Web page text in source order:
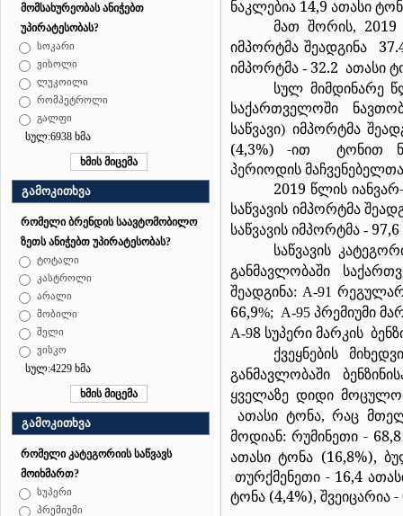
მომსახურეობას ანიჭებთ
უპირატესობას?
სოკარი
ვისოლი
ლუკოილი
რომპეტროლი
გალფი
სულ:6938 ხმა
გამოკითხვა
რომელი ბრენდის საავტომობილო
ზეთს ანიჭებთ უპირატესობას?
ტოტალი
კასტროლი
არალი
მობილი
შელი
ვისკო
სულ:4229 ხმა
გამოკითხვა
რომელი კატეგორიის საწვავს
მოიხმართ?
სუპერი
პრემიუმი
ნაკლებია 14,9 ათასი
მათ შორის, 2019
იმპორტმა შეადგინა
იმპორტმა - 32.2 ათასი
სულ მიმდინარე
საქართველოში
საწვავი) იმპორტმა
(4,3%) -ით
ტონით
პერიოდის
2019 წლის
საწვავის იმპორტმა
საწვავისიმპორტმა - 97,6
საწვავის
განმავლობაში
შეადგინა: A-91
66,9%; A-95პრემიუმი
A-98 სუპერიმარკის
ქვეყნების
განმავლობაში
ყველაზე დიდი
ათასი ტონა,რაც
მოდიან: რუმინეთი -
ათასი ტონა (16,8%),
თურქმენეთი - 16,4
ტონა (4,4%), შვეიცარია